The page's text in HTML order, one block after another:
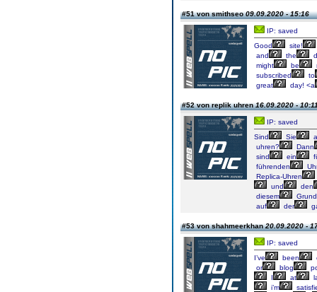
#51 von smithseo09.09.2020 - 15:16
IP: saved
Good
site!
and
the
might
be
subscribed
to
great
day! <a
#52 von replik uhren16.09.2020 -
IP: saved
Sind
Sie
uhren?
Dann
sind
ein
führenden
Replica-Uhren
und
den
diesem
Grund
auf
der
#53 von shahmeerkhan20.09.2020 -
IP: saved
I’ve
been
or
blog
I
at
i’m